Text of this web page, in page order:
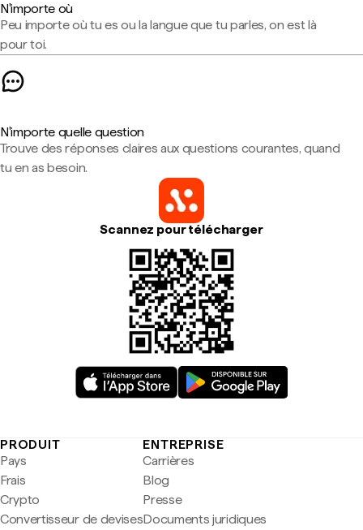
N'importe où
Peu importe où tu es ou la langue que tu parles, on est là
pour toi.
N'importe quelle question
Trouve des réponses claires aux questions courantes, quand
tu en as besoin.
Scannez pour télécharger
PRODUIT
Pays
Frais
Crypto
Convertisseur de devises
ENTREPRISE
Carrières
Blog
Presse
Documents juridiques